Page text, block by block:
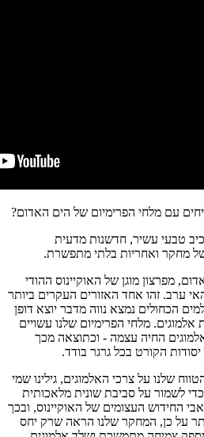
עם מלחי הפרימיום של הים האדום?
טבעי עשיר, חדשנות מדעית
מחקר ואחריות בלתי מתפשרת.
מפרצון מוגן של האוקיינוס ​​ההודי
ערב. זהו אחד האזורים העקרים ביותר
הכחולים נמצא נווה מדבר יוצא דופן
אלמוגים. מלחי הפרימיום שלנו עשויים
החיה עצמה - וכתוצאה מכך
הקורט בכל גרגר בודד.
שלנו על צרכי האלמוגים, גילינו שמי
לשמור על סביבת שונית מלאכותית
החידוש העצומים של האוקיינוס, ובכך
על כן, המחקר שלנו הראה שרק יחס